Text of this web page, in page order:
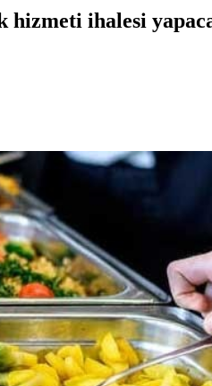
hizmeti ihalesi